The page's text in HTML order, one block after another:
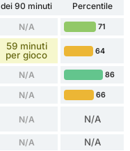
dei 90 minuti
Percentile
N/A 71
59 minuti
per gioco
64
N/A 86
N/A 66
N/A N/A
N/A N/A